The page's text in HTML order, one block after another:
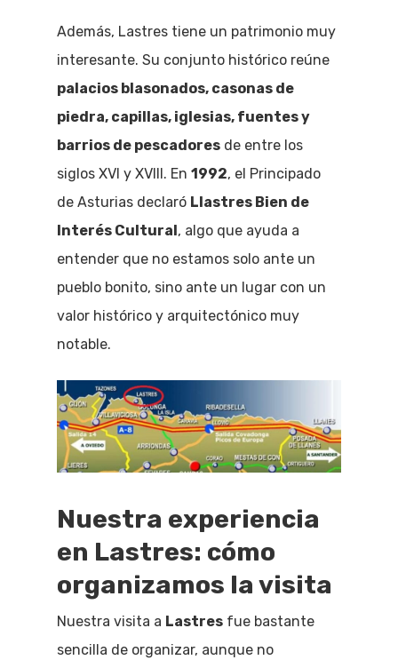
Además, Lastres tiene un patrimonio muy
interesante. Su conjunto histórico reúne
palacios blasonados, casonas de
piedra, capillas, iglesias, fuentes y
barrios de pescadores de entre los
siglos XVI y XVIII. En1992, el Principado
de Asturias declaró Llastres Bien de
Interés Cultural , algo que ayuda a
entender que no estamos solo ante un
pueblo bonito, sino ante un lugar con un
valor histórico y arquitectónico muy
notable.
Nuestra experiencia
en Lastres: cómo
organizamos la visita
Nuestra visita a Lastres fue bastante
sencilla de organizar, aunque no